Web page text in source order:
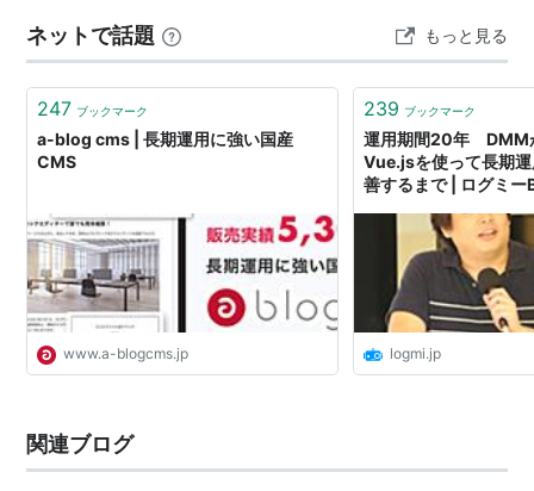
観測できる。 管理層は意思決定を担うが、直接観測でき
る情報は限られる。 長期運用では環境変化へ継続的に適
応する必要がある。 観測結果が…
ネットで話題 もっと見る
247 ブックマーク
a-blog cms | 長期運用に強い国産
CMS
www.a-blogcms.jp
239 ブックマーク
運用期間20年 DMM
Vue.jsを使って長期
善するまで | ログミ
logmi.jp
関連ブログ